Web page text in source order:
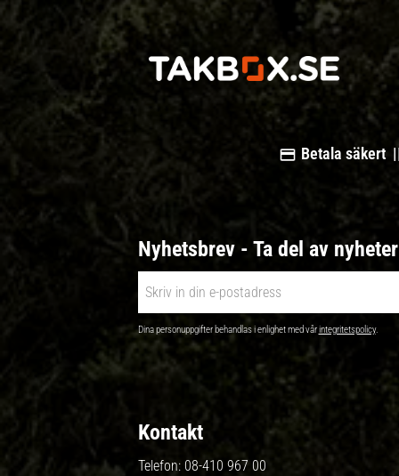
Betala säkert ||
Nyhetsbrev - Ta del av
Dina personuppgifter behandlas i enlighet med vårintegritetspolicy.
Kontakt
Telefon: 08-410 967 00